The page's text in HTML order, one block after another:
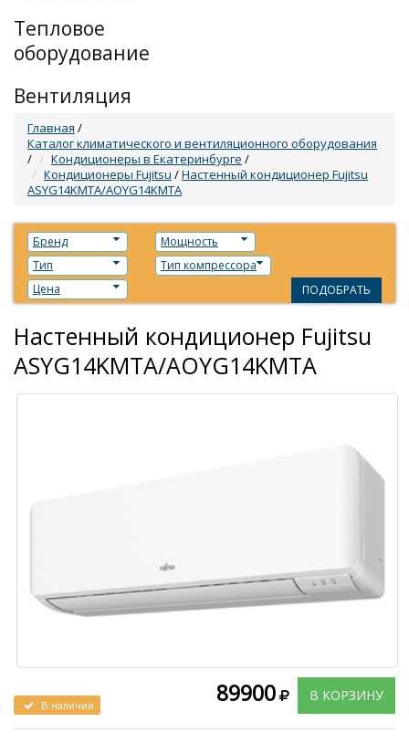
Тепловое
оборудование
Вентиляция
Главная /
Каталог климатического и вентиляционного оборудования
/
Кондиционеры в Екатеринбурге /
Кондиционеры Fujitsu /Настенный кондиционер Fujitsu
ASYG14KMTA/AOYG14KMTA
Бренд
Мощность
Тип
Тип компрессора
Цена
ПОДОБРАТЬ
Настенный кондиционер Fujitsu
ASYG14KMTA/AOYG14KMTA
В КОРЗИНУ
89900
В наличии